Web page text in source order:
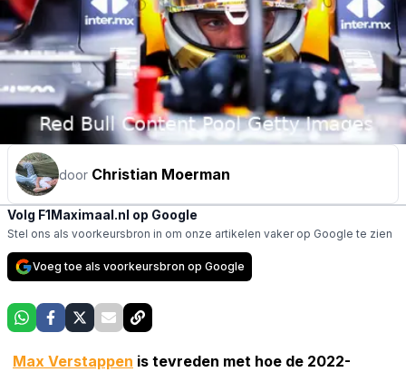
door Christian Moerman
Volg F1Maximaal.nl op Google
Stel ons als voorkeursbron in om onze artikelen vaker op Google te zien
Voeg toe als voorkeursbron op Google
Max Verstappen is tevreden met hoe de 2022-